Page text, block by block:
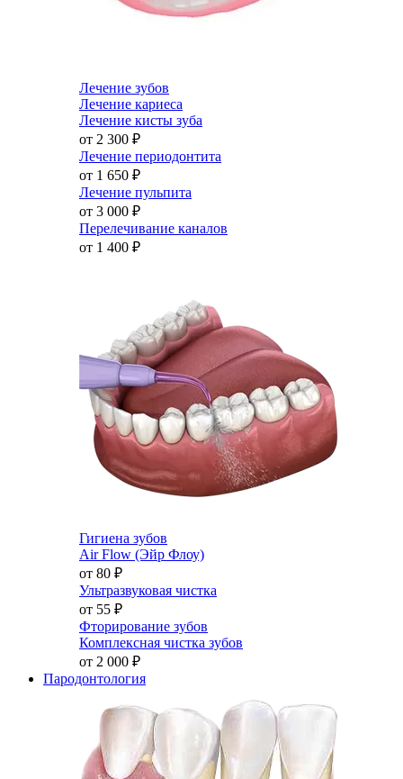
Лечение зубов
Лечение кариеса
Лечение кисты зуба
от 2 300 ₽
Лечение периодонтита
от 1 650 ₽
Лечение пульпита
от 3 000 ₽
Перелечивание каналов
от 1 400 ₽
Гигиена зубов
Air Flow (Эйр Флоу)
от 80 ₽
Ультразвуковая чистка
от 55 ₽
Фторирование зубов
Комплексная чистка зубов
от 2 000 ₽
Пародонтология